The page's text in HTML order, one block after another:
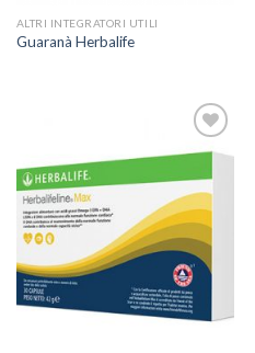
ALTRI INTEGRATORI UTILI
Guaranà Herbalife
ADD TO